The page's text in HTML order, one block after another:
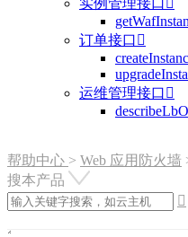
订单接口 
运维管理接口 
帮助中心 > Web 应用防火墙
搜本产品
